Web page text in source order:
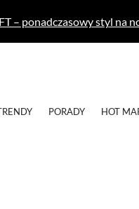
– ponadczasowy styl na
PORADY HOT